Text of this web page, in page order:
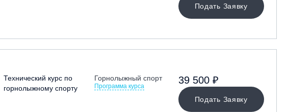
Подать Заявку
Технический курс по
горнолыжному спорту
Горнолыжный спорт
Программа курса
Подать Заявку
39 500 ₽